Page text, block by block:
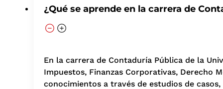
¿Qué se aprende en la carrera de
En la carrera de Contaduría Pública de la
Impuestos, Finanzas Corporativas, Derecho
conocimientos a través de estudios de